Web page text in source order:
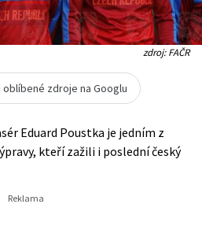
zdroj: FAČR
zdroje na Googlu
Eduard Poustka je jedním z
kteří zažili i poslední český